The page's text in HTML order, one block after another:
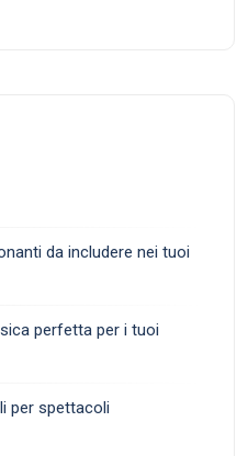
da includere nei tuoi
perfetta per i tuoi
per spettacoli